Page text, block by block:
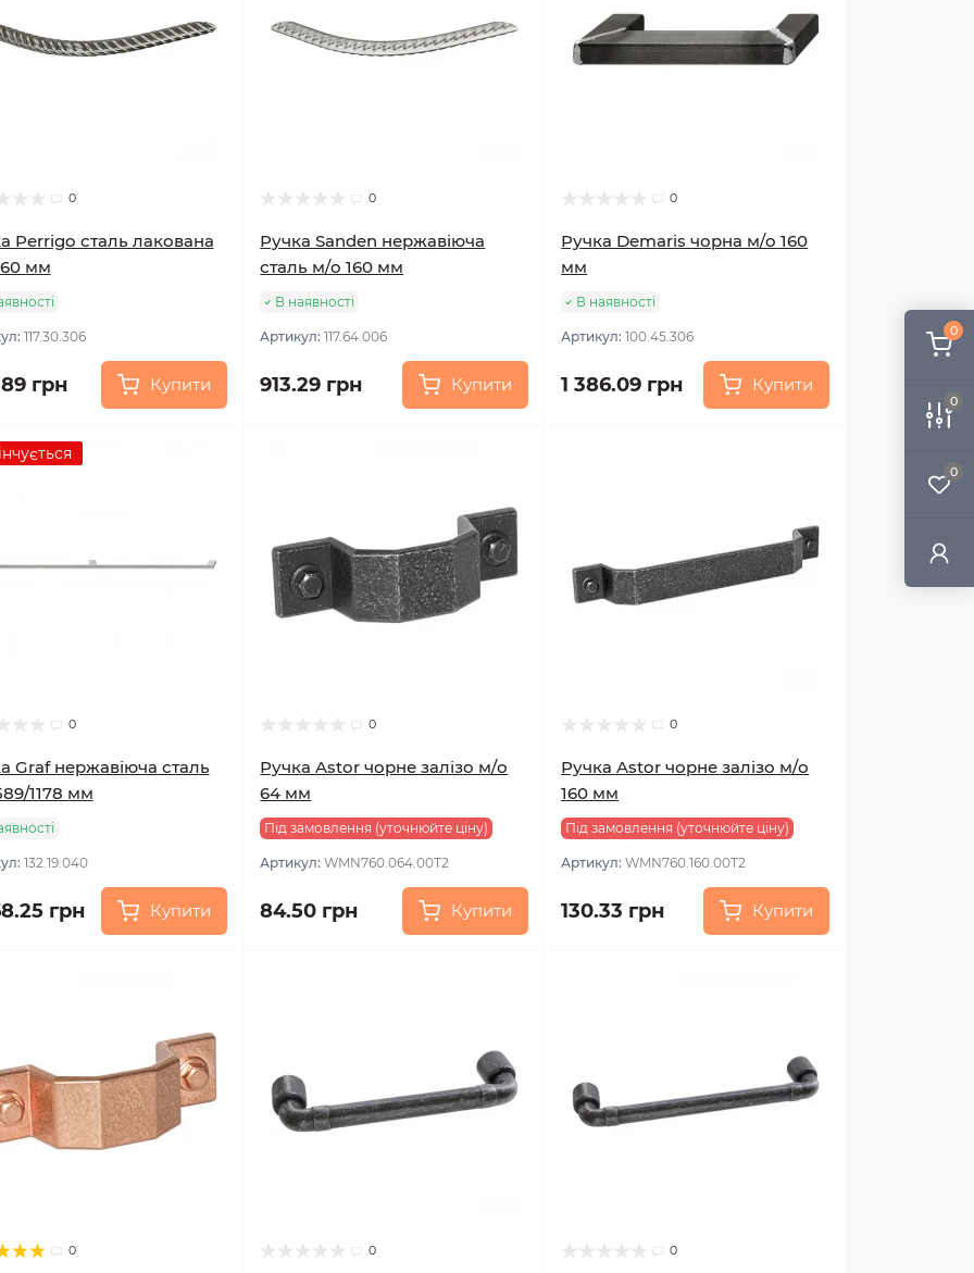
0
0
0
0
Perrigo сталь лакована
мм
117.30.306
грн Купити
0
Ручка Sanden нержавіюча
сталь м/о 160 мм
В наявності
Артикул:117.64.006
913.29 грн Купити
0
Ручка Demaris чорна м/о 160
мм
В наявності
Артикул:100.45.306
1 386.09 грн Купити
0
Graf нержавіюча сталь
1178 мм
132.19.040
грн Купити
0
Ручка Astor чорне залізо м/о
64 мм
Під замовлення (уточнюйте ціну)
Артикул:WMN760.064.00T2
84.50 грн Купити
0
Ручка Astor чорне залізо м/о
160 мм
Під замовлення (уточнюйте ціну)
Артикул:WMN760.160.00T2
130.33 грн Купити
0 0 0